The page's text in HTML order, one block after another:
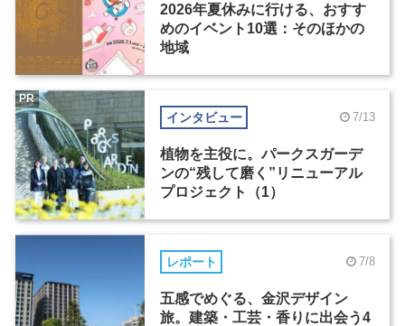
2026年夏休みに行ける、おすす
めのイベント10選：そのほかの
地域
インタビュー 7/13
植物を主役に。パークスガーデ
ンの“残して磨く”リニューアル
プロジェクト（1）
PR
レポート 7/8
五感でめぐる、金沢デザイン
旅。建築・工芸・香りに出会う4